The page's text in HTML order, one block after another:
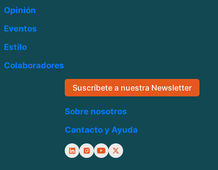
Opinión
Eventos
Estilo
Colaboradores
Suscríbete a nuestra Newsletter
Sobre nosotros
Contacto y Ayuda